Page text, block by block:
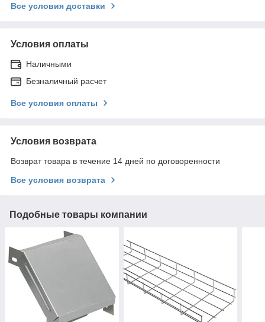
Все условия доставки
Условия оплаты
Наличными
Безналичный расчет
Все условия оплаты
Условия возврата
Возврат товара в течение 14 дней по договоренности
Все условия возврата
Подобные товары компании